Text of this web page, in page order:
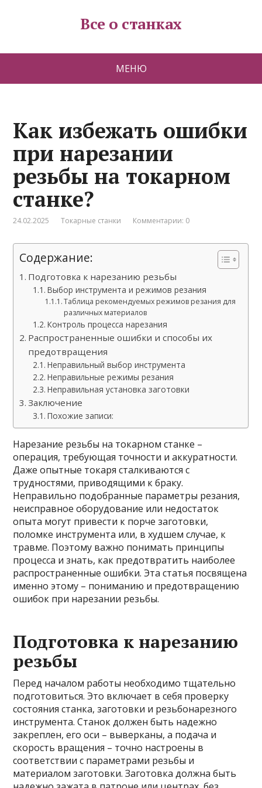
Все о станках
МЕНЮ
Как избежать ошибки
при нарезании
резьбы на токарном
станке?
24.02.2025 Токарные станки Комментарии: 0
Содержание:
Подготовка к нарезанию резьбы
Выбор инструмента и режимов резания
Таблица рекомендуемых режимов резания для
различных материалов
Контроль процесса нарезания
Распространенные ошибки и способы их
предотвращения
Неправильный выбор инструмента
Неправильные режимы резания
Неправильная установка заготовки
Заключение
Похожие записи:
Нарезание резьбы на токарном станке –
операция, требующая точности и аккуратности.
Даже опытные токаря сталкиваются с
трудностями, приводящими к браку.
Неправильно подобранные параметры резания,
неисправное оборудование или недостаток
опыта могут привести к порче заготовки,
поломке инструмента или, в худшем случае, к
травме. Поэтому важно понимать принципы
процесса и знать, как предотвратить наиболее
распространенные ошибки. Эта статья посвящена
именно этому – пониманию и предотвращению
ошибок при нарезании резьбы.
Подготовка к нарезанию
резьбы
Перед началом работы необходимо тщательно
подготовиться. Это включает в себя проверку
состояния станка, заготовки и резьбонарезного
инструмента. Станок должен быть надежно
закреплен, его оси – выверканы, а подача и
скорость вращения – точно настроены в
соответствии с параметрами резьбы и
материалом заготовки. Заготовка должна быть